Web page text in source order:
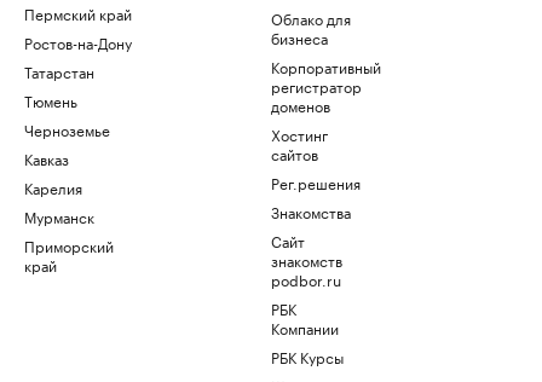
Пермский край
Ростов-на-Дону
Татарстан
Тюмень
Черноземье
Кавказ
Карелия
Мурманск
Приморский
край
Облако для
бизнеса
Корпоративный
регистратор
доменов
Хостинг
сайтов
Рег.решения
Знакомства
Сайт
знакомств
podbor.ru
РБК
Компании
РБК Курсы